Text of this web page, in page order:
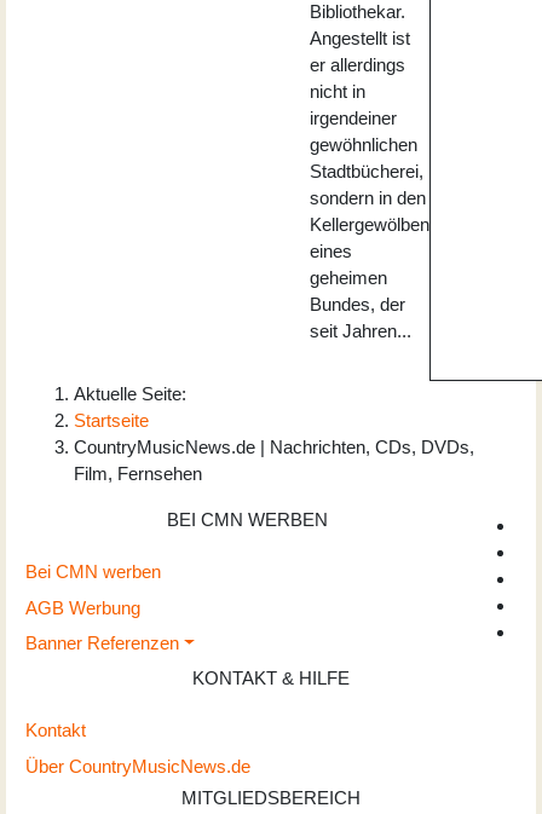
Bibliothekar.
Angestellt ist
er allerdings
nicht in
irgendeiner
gewöhnlichen
Stadtbücherei,
sondern in den
Kellergewölben
eines
geheimen
Bundes, der
seit Jahren...
Aktuelle Seite:
Startseite
CountryMusicNews.de | Nachrichten, CDs, DVDs,
Film, Fernsehen
BEI CMN WERBEN
Bei CMN werben
AGB Werbung
Banner Referenzen
KONTAKT & HILFE
Kontakt
Über CountryMusicNews.de
MITGLIEDSBEREICH